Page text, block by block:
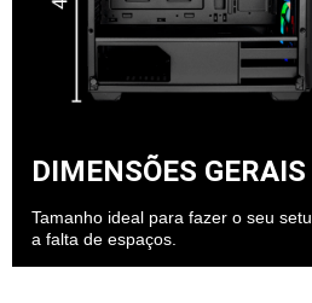
DIMENSÕES GERAIS
Tamanho ideal para fazer o seu
a falta de espaços.